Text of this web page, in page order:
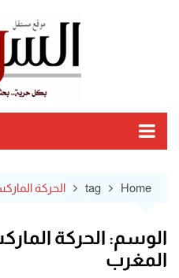
Home
tag الحركة
الوسم: الحركة
المغرب